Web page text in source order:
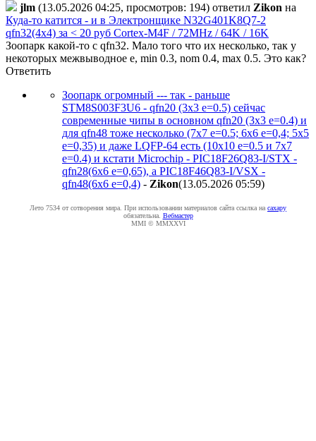
jlm (13.05.2026 04:25, просмотров: 194) ответил Zikon на
Куда-то катится - и в Электронщике N32G401K8Q7-2
qfn32(4x4) за < 20 руб Cortex-M4F / 72MHz / 64K / 16K
Зоопарк какой-то с qfn32. Мало того что их несколько, так у
некоторых межвыводное e, min 0.3, nom 0.4, max 0.5. Это как?
Ответить
Зоопарк огромный --- так - раньше
STM8S003F3U6 - qfn20 (3x3 e=0.5) сейчас
современные чипы в основном qfn20 (3x3 e=0.4) и
для qfn48 тоже несколько (7x7 e=0.5; 6x6 e=0,4; 5x5
e=0,35) и даже LQFP-64 есть (10x10 e=0.5 и 7x7
e=0.4) и кстати Microchip - PIC18F26Q83-I/STX -
qfn28(6x6 e=0,65), а PIC18F46Q83-I/VSX -
qfn48(6x6 e=0,4) - Zikon(13.05.2026 05:59)
Лето 7534 от сотворения мира. При использовании материалов сайта ссылка на caxapу
обязательна. Вебмастер
MMI © MMXXVI